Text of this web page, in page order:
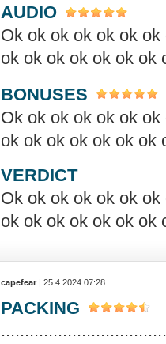
AUDIO
Ok ok ok ok ok ok
ok ok ok ok ok ok ok
BONUSES
Ok ok ok ok ok ok
ok ok ok ok ok ok ok
VERDICT
Ok ok ok ok ok ok
ok ok ok ok ok ok ok
capefear | 25.4.2024 07:28
PACKING